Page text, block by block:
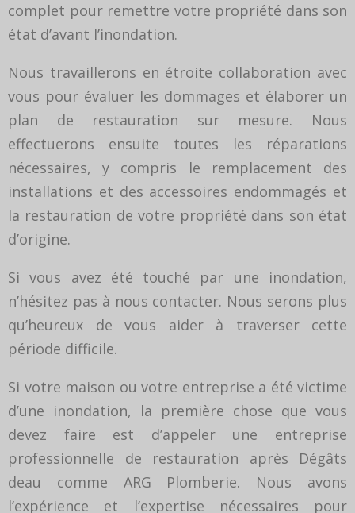
complet pour remettre votre propriété dans son
état d’avant l’inondation.
Nous travaillerons en étroite collaboration avec
vous pour évaluer les dommages et élaborer un
plan de restauration sur mesure. Nous
effectuerons ensuite toutes les réparations
nécessaires, y compris le remplacement des
installations et des accessoires endommagés et
la restauration de votre propriété dans son état
d’origine.
Si vous avez été touché par une inondation,
n’hésitez pas à nous contacter. Nous serons plus
qu’heureux de vous aider à traverser cette
période difficile.
Si votre maison ou votre entreprise a été victime
d’une inondation, la première chose que vous
devez faire est d’appeler une entreprise
professionnelle de restauration après Dégâts
deau comme ARG Plomberie. Nous avons
l’expérience et l’expertise nécessaires pour